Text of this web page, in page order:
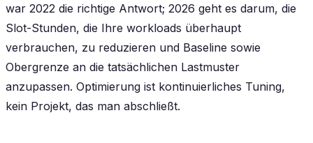
war 2022 die richtige Antwort; 2026 geht es darum, die
Slot-Stunden, die Ihre workloads überhaupt
verbrauchen, zu reduzieren und Baseline sowie
Obergrenze an die tatsächlichen Lastmuster
anzupassen. Optimierung ist kontinuierliches Tuning,
kein Projekt, das man abschließt.